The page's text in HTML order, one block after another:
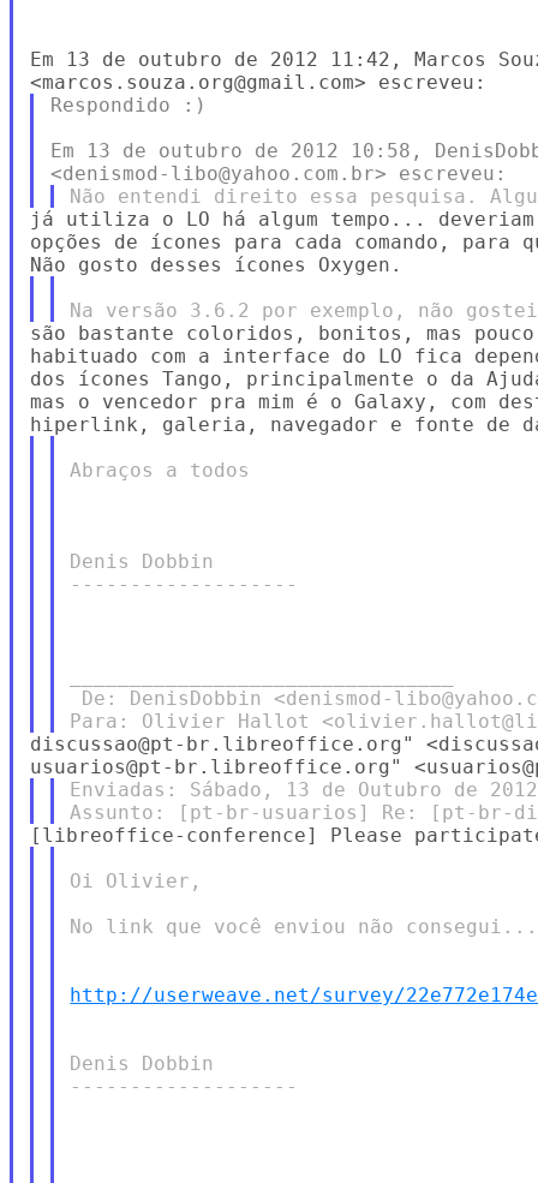
Em 13 de outubro de 2012 11:42, Marcos
Respondido :)
Em 13 de outubro de 2012 10:58,
já utiliza o LO há algum tempo... deveriam
opções de ícones para cada comando, para
são bastante coloridos, bonitos, mas
habituado com a interface do LO fica
dos ícones Tango, principalmente o da
mas o vencedor pra mim é o Galaxy, com
Abraços a todos
Denis Dobbin
-------------------
De: DenisDobbin <denismod-
discussao@pt-br.libreoffice.org"
Enviadas: Sábado, 13 de Outubro de
Oi Olivier,
No link que você enviou não
http://userweave.net/survey/
Denis Dobbin
-------------------